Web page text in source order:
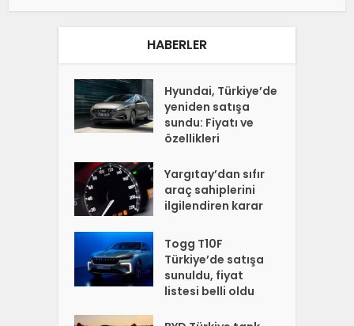
HABERLER
Hyundai, Türkiye’de
yeniden satışa
sundu: Fiyatı ve
özellikleri
Yargıtay’dan sıfır
araç sahiplerini
ilgilendiren karar
Togg T10F
Türkiye’de satışa
sunuldu, fiyat
listesi belli oldu